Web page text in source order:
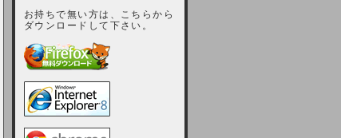
お持ちで無い方は、こちらから
ダウンロードして下さい。